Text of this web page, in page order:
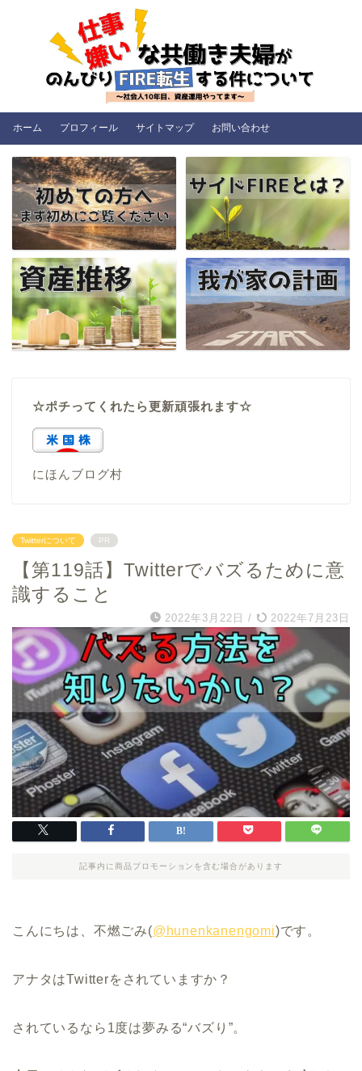
ホーム プロフィール サイトマップ お問い合わせ
☆ポチってくれたら更新頑張れます☆
にほんブログ村
Twitterについて PR
【第119話】Twitterでバズるために意
識すること
2022年3月22日 / 2022年7月23日
記事内に商品プロモーションを含む場合があります
こんにちは、不燃ごみ(@hunenkanengomi)です。
アナタはTwitterをされていますか？
されているなら1度は夢みる“バズり”。